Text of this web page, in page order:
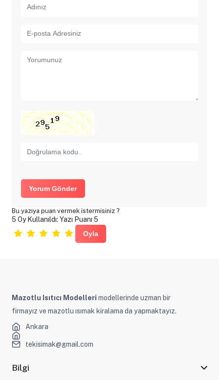
Yorum Gönder
Bu yazıya puan vermek istermisiniz ?
5 Oy Kullanıldı: Yazı Puanı 5
Mazotlu Isıtıcı Modelleri modellerinde uzman bir
firmayız ve mazotlu ısımak kiralama da yapmaktayız.
Ankara
tekisimak@gmail.com
Bilgi